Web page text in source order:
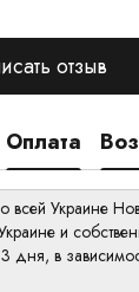
отзыв
Оплата
всей Украине
и
в